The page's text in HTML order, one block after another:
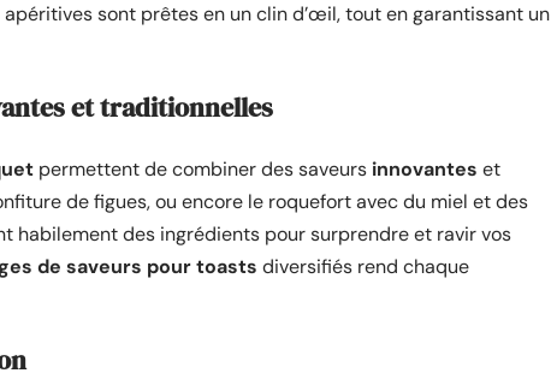
sont prêtes en un clin d’œil, tout en garantissant un
et traditionnelles
permettent de combiner des saveurs innovantes et
de figues, ou encore le roquefort avec du miel et des
habilement des ingrédients pour surprendre et ravir vos
de saveurs pour toasts diversifiés rend chaque